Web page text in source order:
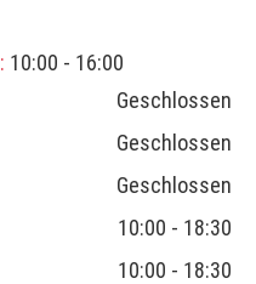
: 10:00 - 16:00
Geschlossen
Geschlossen
Geschlossen
10:00 - 18:30
10:00 - 18:30